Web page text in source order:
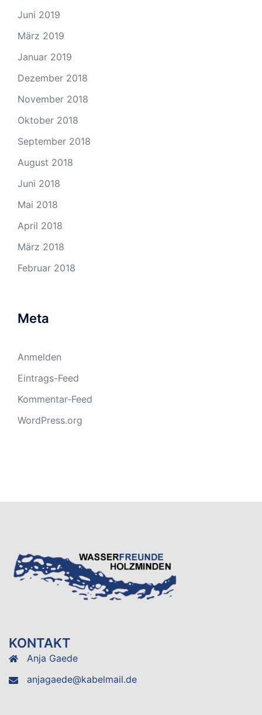
Juni 2019
März 2019
Januar 2019
Dezember 2018
November 2018
Oktober 2018
September 2018
August 2018
Juni 2018
Mai 2018
April 2018
März 2018
Februar 2018
Meta
Anmelden
Eintrags-Feed
Kommentar-Feed
WordPress.org
KONTAKT
Anja Gaede
anjagaede@kabelmail.de